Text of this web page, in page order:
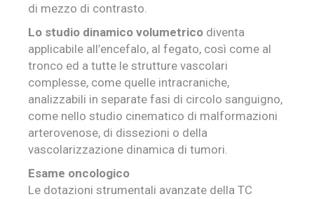
di mezzo di contrasto.
Lo studio dinamico volumetrico diventa
applicabile all’encefalo, al fegato, così come al
tronco ed a tutte le strutture vascolari
complesse, come quelle intracraniche,
analizzabili in separate fasi di circolo sanguigno,
come nello studio cinematico di malformazioni
arterovenose, di dissezioni o della
vascolarizzazione dinamica di tumori.
Esame oncologico
Le dotazioni strumentali avanzate della TC